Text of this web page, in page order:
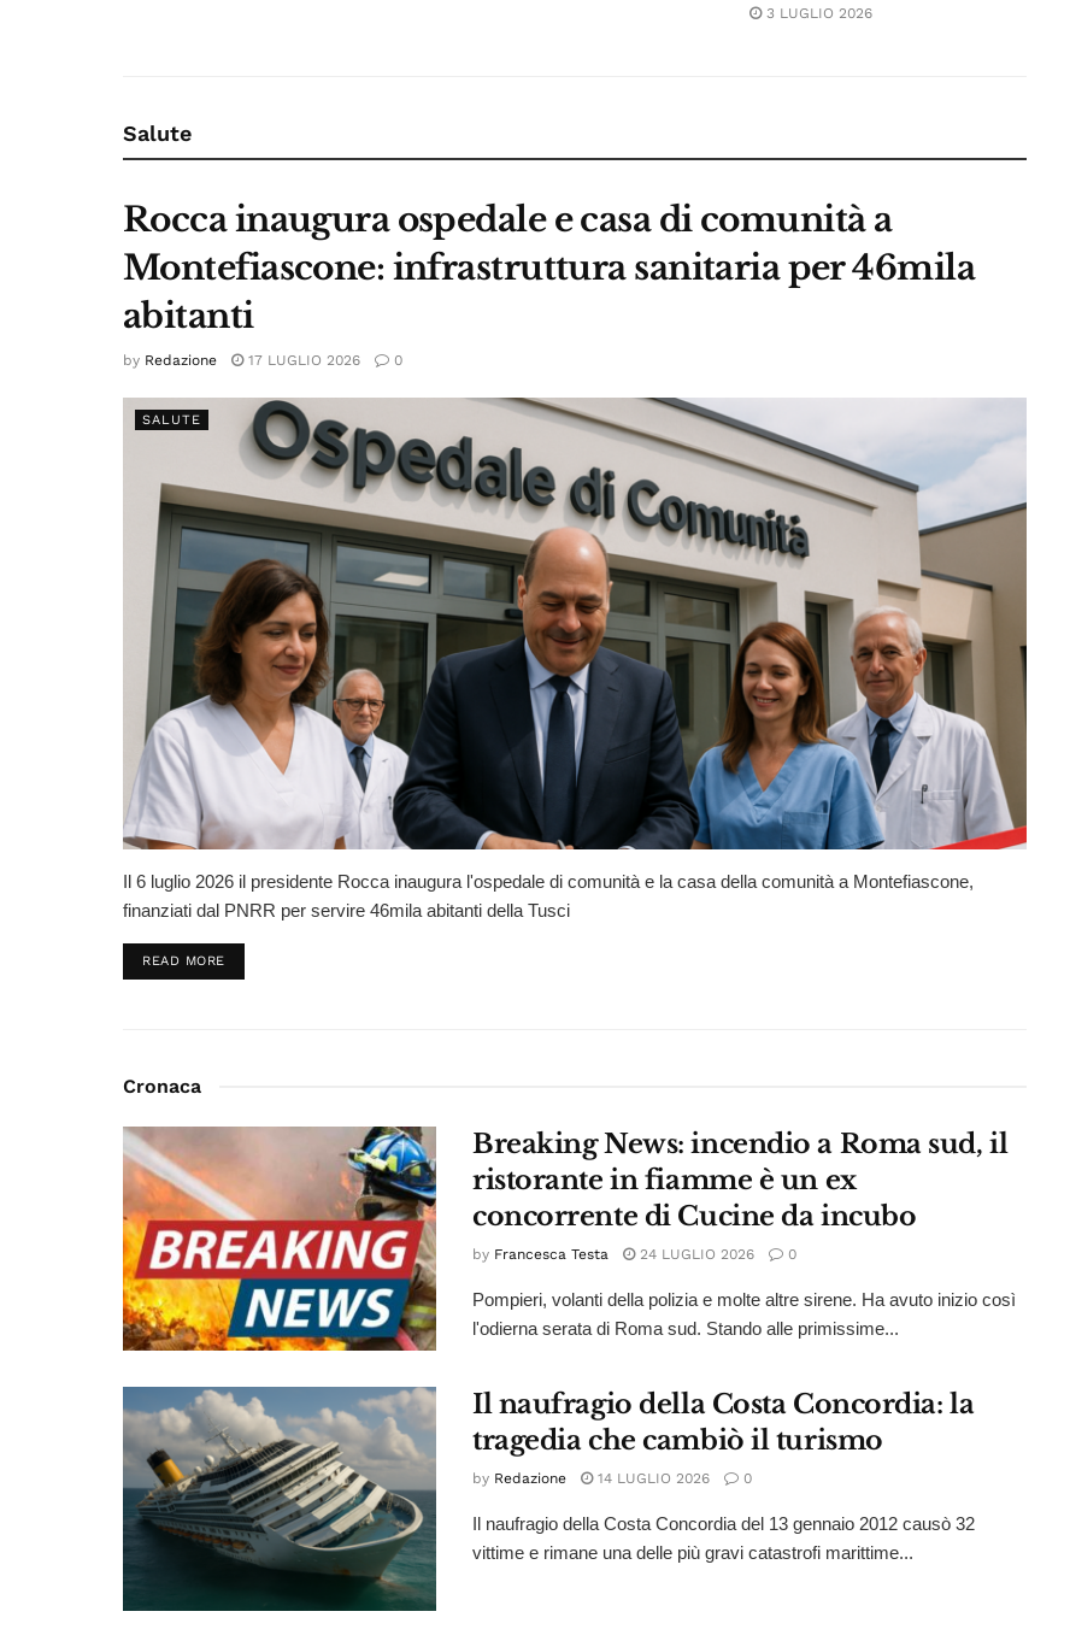
3 LUGLIO 2026
Salute
Rocca inaugura ospedale e casa di comunità a
Montefiascone: infrastruttura sanitaria per 46mila
abitanti
by Redazione 17 LUGLIO 2026 0
SALUTE
Il 6 luglio 2026 il presidente Rocca inaugura l'ospedale di comunità e la casa della comunità a Montefiascone,
finanziati dal PNRR per servire 46mila abitanti della Tusci
READ MOREDETAILS
Cronaca
Breaking News: incendio a Roma sud, il
ristorante in fiamme è un ex
concorrente di Cucine da incubo
by Francesca Testa 24 LUGLIO 2026 0
Pompieri, volanti della polizia e molte altre sirene. Ha avuto inizio così
l'odierna serata di Roma sud. Stando alle primissime...
Il naufragio della Costa Concordia: la
tragedia che cambiò il turismo
by Redazione 14 LUGLIO 2026 0
Il naufragio della Costa Concordia del 13 gennaio 2012 causò 32
vittime e rimane una delle più gravi catastrofi marittime...